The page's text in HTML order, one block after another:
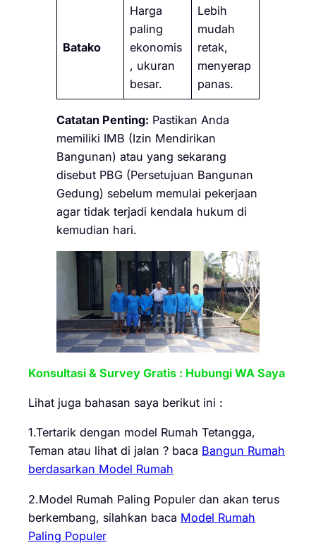
Batako
Harga
paling
ekonomis
, ukuran
besar.
Lebih
mudah
retak,
menyerap
panas.
Catatan Penting: Pastikan Anda
memiliki IMB (Izin Mendirikan
Bangunan) atau yang sekarang
disebut PBG (Persetujuan Bangunan
Gedung) sebelum memulai pekerjaan
agar tidak terjadi kendala hukum di
kemudian hari.
Konsultasi & Survey Gratis : Hubungi WA Saya
Lihat juga bahasan saya berikut ini :
1.Tertarik dengan model Rumah Tetangga,
Teman atau lihat di jalan ? baca Bangun Rumah
berdasarkan Model Rumah
2.Model Rumah Paling Populer dan akan terus
berkembang, silahkan baca Model Rumah
Paling Populer